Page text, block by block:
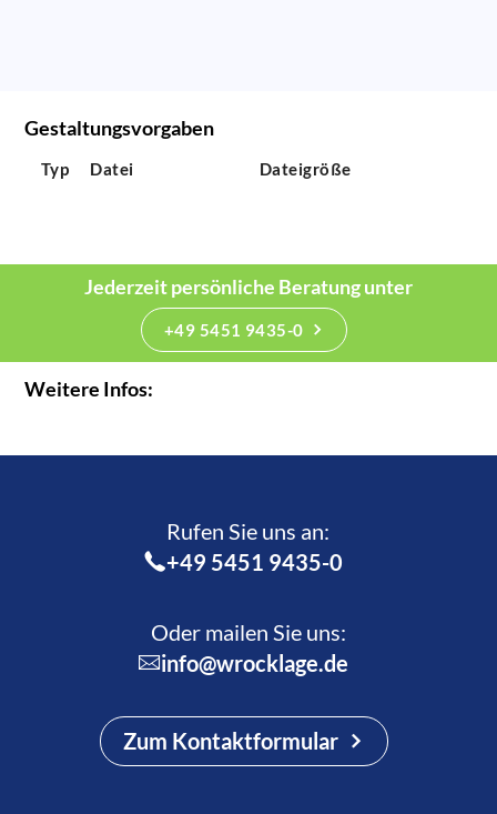
Gestaltungsvorgaben
Typ Datei Dateigröße
Jederzeit persönliche Beratung unter
+49 5451 9435-0
Weitere Infos:
Rufen Sie uns an:­
+49 5451 9435-0
Oder mailen Sie uns:
info@wrocklage.de
Zum Kontaktformular